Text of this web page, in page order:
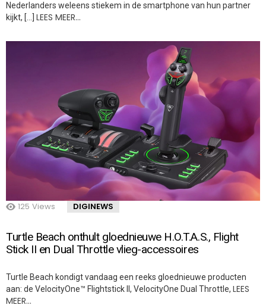
Nederlanders weleens stiekem in de smartphone van hun partner
kijkt, […] LEES MEER…
125 Views DIGINEWS
Turtle Beach onthult gloednieuwe H.O.T.A.S., Flight
Stick II en Dual Throttle vlieg-accessoires
Turtle Beach kondigt vandaag een reeks gloednieuwe producten
aan: de VelocityOne™ Flightstick II, VelocityOne Dual Throttle, LEES
MEER…